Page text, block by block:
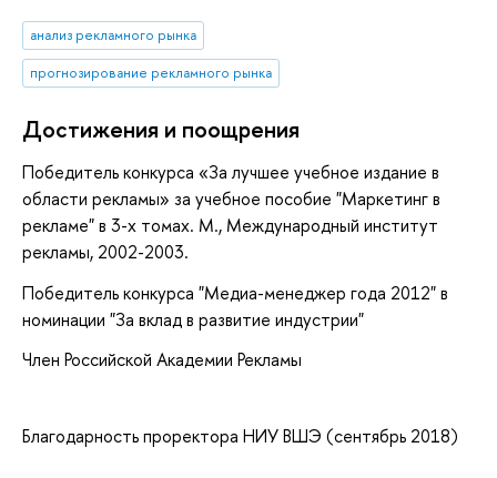
анализ рекламного рынка
прогнозирование рекламного рынка
Достижения и поощрения
Победительконкурса «За лучшее учебное издание в
области рекламы» за учебное пособие "Маркетинг в
рекламе" в 3-х томах. М., Международный институт
рекламы, 2002-2003.
Победитель конкурса "Медиа-менеджер года 2012" в
номинации "За вклад в развитие индустрии"
Член Российской Академии Рекламы
Благодарность проректора НИУ ВШЭ (сентябрь 2018)